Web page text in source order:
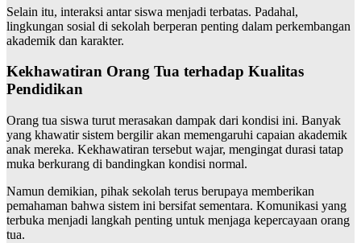
Selain itu, interaksi antar siswa menjadi terbatas. Padahal,
lingkungan sosial di sekolah berperan penting dalam perkembangan
akademik dan karakter.
Kekhawatiran Orang Tua terhadap Kualitas
Pendidikan
Orang tua siswa turut merasakan dampak dari kondisi ini. Banyak
yang khawatir sistem bergilir akan memengaruhi capaian akademik
anak mereka. Kekhawatiran tersebut wajar, mengingat durasi tatap
muka berkurang di bandingkan kondisi normal.
Namun demikian, pihak sekolah terus berupaya memberikan
pemahaman bahwa sistem ini bersifat sementara. Komunikasi yang
terbuka menjadi langkah penting untuk menjaga kepercayaan orang
tua.